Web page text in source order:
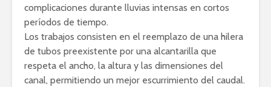
complicaciones durante lluvias intensas en cortos
períodos de tiempo.
Los trabajos consisten en el reemplazo de una hilera
de tubos preexistente por una alcantarilla que
respeta el ancho, la altura y las dimensiones del
canal, permitiendo un mejor escurrimiento del caudal.